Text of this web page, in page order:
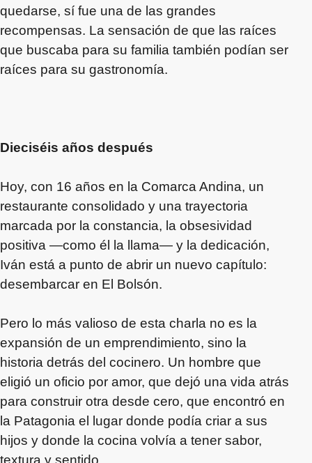
quedarse, sí fue una de las grandes
recompensas. La sensación de que las raíces
que buscaba para su familia también podían ser
raíces para su gastronomía.
Dieciséis años después
Hoy, con 16 años en la Comarca Andina, un
restaurante consolidado y una trayectoria
marcada por la constancia, la obsesividad
positiva —como él la llama— y la dedicación,
Iván está a punto de abrir un nuevo capítulo:
desembarcar en El Bolsón.
Pero lo más valioso de esta charla no es la
expansión de un emprendimiento, sino la
historia detrás del cocinero. Un hombre que
eligió un oficio por amor, que dejó una vida atrás
para construir otra desde cero, que encontró en
la Patagonia el lugar donde podía criar a sus
hijos y donde la cocina volvía a tener sabor,
textura y sentido.